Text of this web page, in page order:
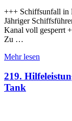
+++ Schiffsunfall in
Jähriger
Kanal voll gesperrt
Zu …
Mehr lesen
219.
Tank